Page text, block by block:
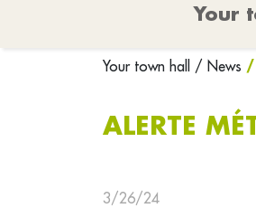
Your
Your town hall / News /
ALERTE
3/26/24